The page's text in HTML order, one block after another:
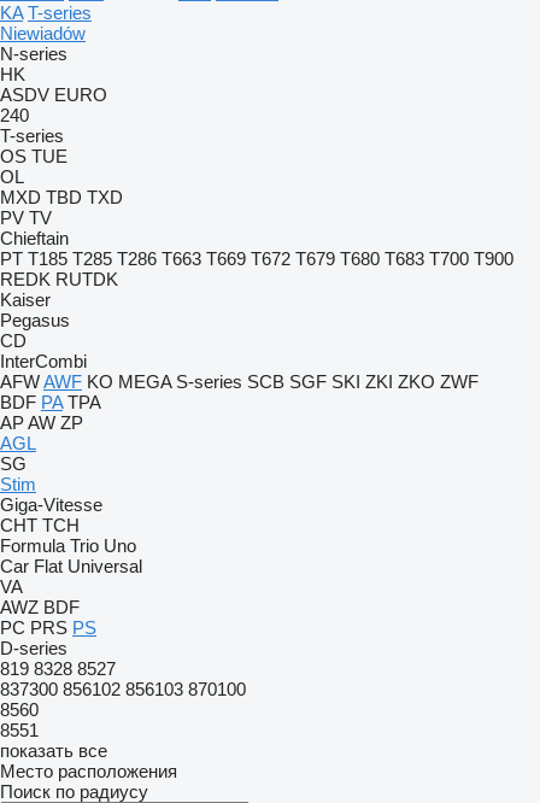
KA T-series
Niewiadów
N-series
HK
ASDV EURO
240
T-series
OS TUE
OL
MXD TBD TXD
PV TV
Chieftain
PT T185 T285 T286 T663 T669 T672 T679 T680 T683 T700 T900
REDK RUTDK
Kaiser
Pegasus
CD
InterCombi
AFWAWF KO MEGA S-series SCB SGF SKI ZKI ZKO ZWF
BDF PA TPA
APAW ZP
AGL
SG
Stim
Giga-Vitesse
CHT TCH
Formula Trio Uno
Car Flat Universal
VA
AWZ BDF
PC PRS PS
D-series
819 8328 8527
837300 856102 856103 870100
8560
8551
показать все
Место расположения
Поиск по радиусу